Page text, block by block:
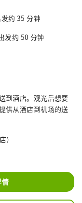
约 35 分钟
发约 50 分钟
到酒店。观光后想要
供从酒店到机场的送
）
情